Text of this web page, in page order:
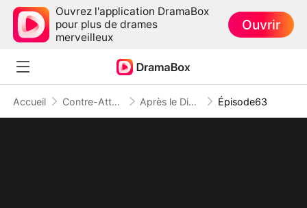
Ouvrez l'application DramaBox
pour plus de drames
merveilleux
Ouvrir
Accueil Contre-Attaque Après le Divorce : La Reine du Barreau Épisode63